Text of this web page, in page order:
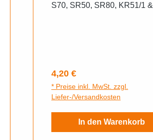
S70, SR50, SR80, KR51/1 &
Unterbrecherzündung
Regulärer Preis:
4,20 €
* Preise inkl. MwSt. zzgl.
Liefer-/Versandkosten
In den Warenkorb